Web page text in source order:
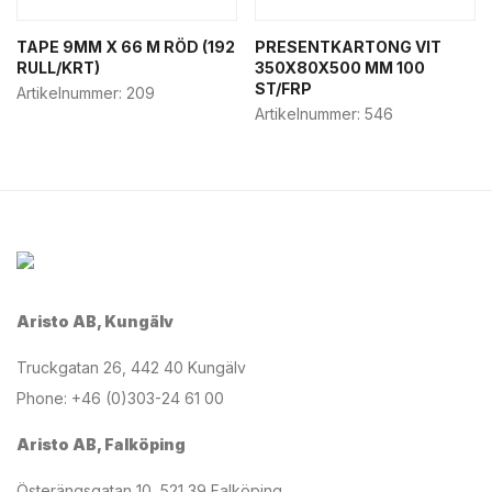
TAPE 9MM X 66 M RÖD (192
RULL/KRT)
Artikelnummer: 209
PRESENTKARTONG VIT
350X80X500 MM 100
ST/FRP
Artikelnummer: 546
Aristo AB, Kungälv
Truckgatan 26, 442 40 Kungälv
Phone: +46 (0)303-24 61 00
Aristo AB, Falköping